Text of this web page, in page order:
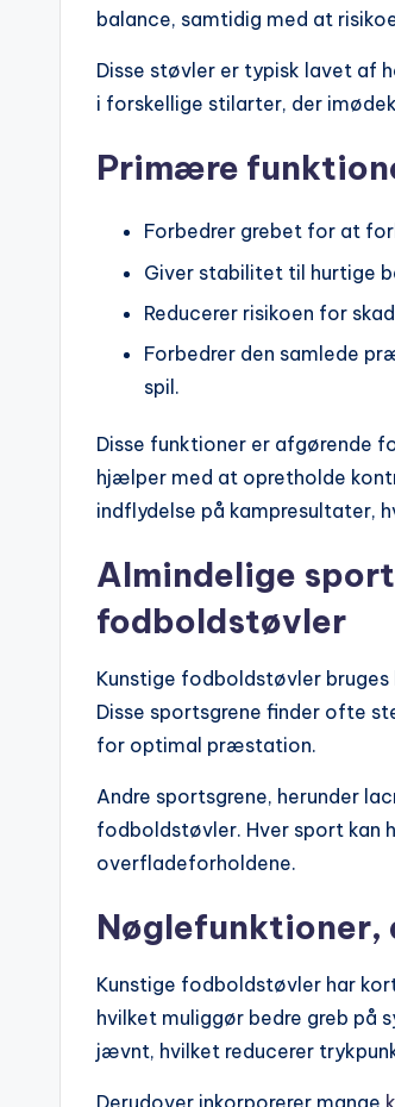
balance, samtidig med at
Disse støvler er typisk lavet af
i forskellige stilarter, der
Primære
Forbedrer grebet for at
Giver stabilitet til hurtige
Reducerer risikoen for
Forbedrer den samlede
spil.
Disse funktioner er afgørende
hjælper med at opretholde
indflydelse på kampresultater,
Almindelige
fodboldstøvler
Kunstige fodboldstøvler
Disse sportsgrene finder ofte
for optimal præstation.
Andre sportsgrene, herunder
fodboldstøvler. Hver sport kan
overfladeforholdene.
Nøglefunktioner,
Kunstige fodboldstøvler har
hvilket muliggør bedre greb
jævnt, hvilket reducerer